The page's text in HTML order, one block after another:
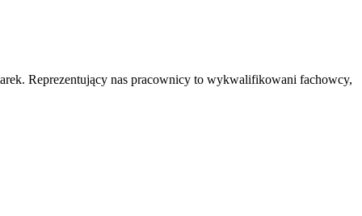
Reprezentujący nas pracownicy to wykwalifikowani fachowcy,